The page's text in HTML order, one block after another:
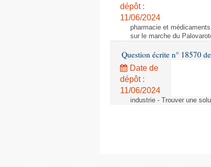
dépôt :
11/06/2024
pharmacie et
sur le marche du
Question écrite n° 18570
Date de
dépôt :
11/06/2024
industrie - Trouver une